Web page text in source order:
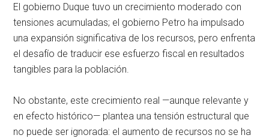
El gobierno Duque tuvo un crecimiento moderado con
tensiones acumuladas; el gobierno Petro ha impulsado
una expansión significativa de los recursos, pero enfrenta
el desafío de traducir ese esfuerzo fiscal en resultados
tangibles para la población.
No obstante, este crecimiento real —aunque relevante y
en efecto histórico— plantea una tensión estructural que
no puede ser ignorada: el aumento de recursos no se ha